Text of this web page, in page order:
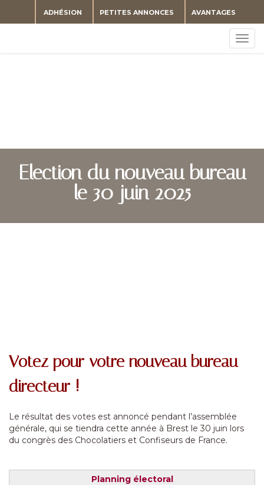
AVANTAGES
PETITES ANNONCES
ADHÉSION
Election du nouveau bureau
le 30 juin 2025
Votez pour votre nouveau bureau
directeur !
Le résultat des votes est annoncé pendant l’assemblée
générale, qui se tiendra cette année à Brest le 30 juin lors
du congrès des Chocolatiers et Confiseurs de France.
Planning électoral